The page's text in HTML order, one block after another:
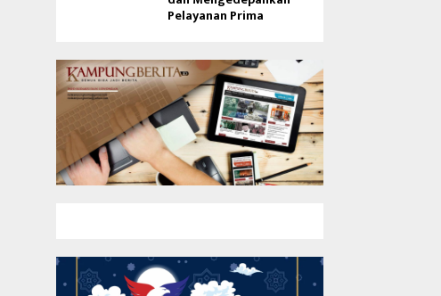
Pelayanan Prima